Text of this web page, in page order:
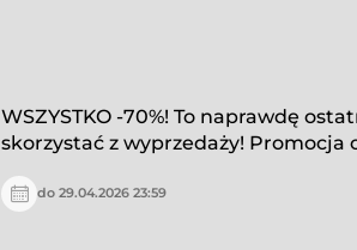
WSZYSTKO -70%! To naprawdę
skorzystać z wyprzedaży! Promocja
do 29.04.2026 23:59